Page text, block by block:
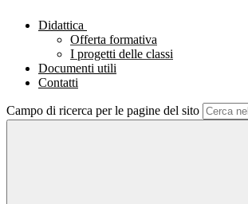
Didattica
Offerta formativa
I progetti delle classi
Documenti utili
Contatti
Campo di ricerca per le pagine del sito